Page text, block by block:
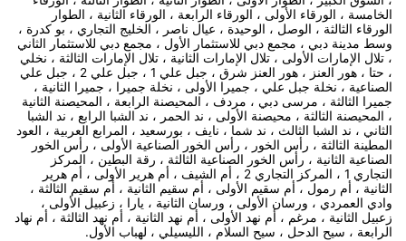
الخامسة ، الورقاء الأولى ، الورقاء الرابعة ، الورقاء الثانية ، الطوار
الورقاء الثالثة ، الوصل ، الوحيدة ، عيال ناصر ، الخليج التجاري ، بو كدرة ،
وسط مدينة دبي ، مجمع دبي للاستثمار الأول ، مجمع دبي للاستثمار الثاني
، تلال الإمارات الأولى ، تلال الإمارات الثانية ، تلال الإمارات الثالثة ، نخلي
، حتا ، هور العنز ، هور العنز شرق ، جبل علي 1 ، جبل علي 2 ، جبل علي
الصناعية ، نخلة جبل علي ، جميرا الأولى ، نخلة جميرا ، جميرا الثانية ،
جميرا الثالثة ، مرسى دبي ، مردف ، المحيصنة الرابعة ، المحيصنة الثانية
، المحيصنة الثالثة ، محيصنة الأولى ، ند الحمر ، ند الشبا الرابع ، ند الشبا
الثاني ، ند الشبا الثالث ، ند شما ، نايف ، بورسعيد ، المرابع العربية ، العود
المطينة الثالثة ، رأس الخور ، رأس الخور الصناعية الأولى ، رأس الخور
الصناعية الثانية ، رأس الخور الصناعية الثالثة ، رقة البطين ، المركز
التجاري 1 ، المركز التجاري 2 ، أم الشيف ، أم هرير الأولى ، أم هرير
الثانية ، أم رمول ، أم سقيم الأولى ، أم سقيم الثانية ، أم سقيم الثالثة ،
وادي العمردي ، ورسان الأولى ، ورسان الثانية ، يارا ، زعبيل الأولى ،
زعبيل الثانية ، مرغم ، أم نهد الأولى ، أم نهد الثانية ، أم نهد الثالثة ، أم نهاد
الرابعة ، سيح الدحل ، سيح السلام ، الليسيلي ، لهباب الأول.